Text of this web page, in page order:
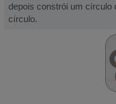
depois constrói um círculo
círculo.